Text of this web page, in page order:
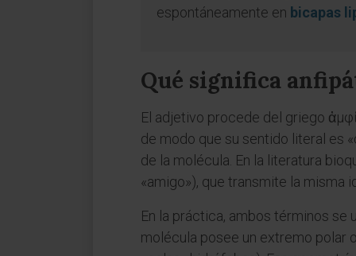
espontáneamente en bicapas
Qué significa
El adjetivo procede del griego
de modo que su sentido literal es
de la molécula. En la literatura
«amigo»), que transmite la misma
En la práctica, ambos términos se
molécula posee un extremo polar